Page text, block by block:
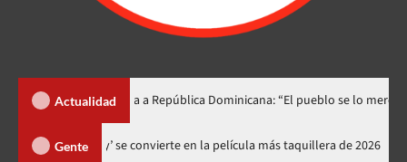
Actualidad
lo dedica a República Dominicana: “El pueblo se lo merece”
Gente
‘Spider-Man: Brand New Day’ se convierte en la película más